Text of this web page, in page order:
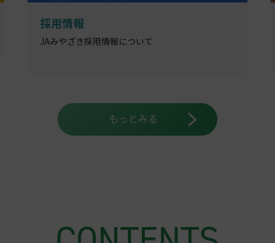
宮崎ブランドポークキャンペーン
インスタグラムをいいね&フォローで個別銘柄の豚
もっとみる